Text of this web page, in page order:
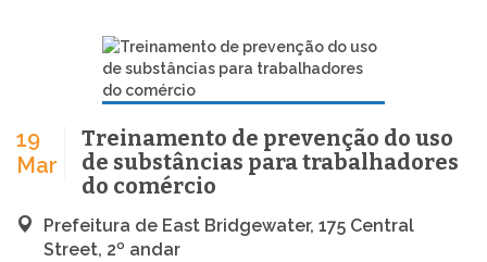
19
Mar
Treinamento de prevenção do uso
de substâncias para trabalhadores
do comércio
Prefeitura de East Bridgewater, 175 Central
Street, 2º andar